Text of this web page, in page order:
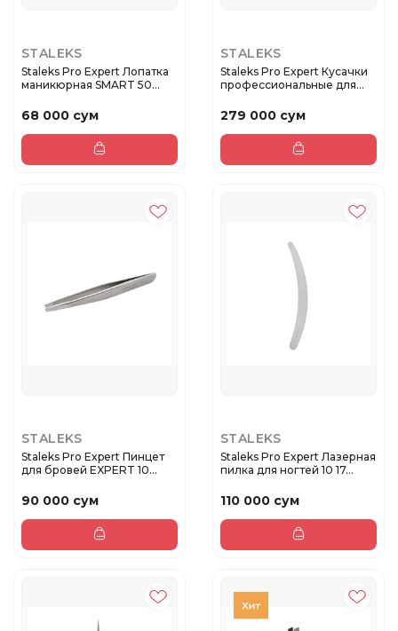
STALEKS
Staleks Pro Expert Лопатка
маникюрная SMART 50
68 000 сум
STALEKS
Staleks Pro Expert Кусачки
профессиональные для
279 000 сум
STALEKS
Staleks Pro Expert Пинцет
для бровей EXPERT 10
90 000 сум
STALEKS
Staleks Pro Expert Лазерная
пилка для ногтей 10 17...
110 000 сум